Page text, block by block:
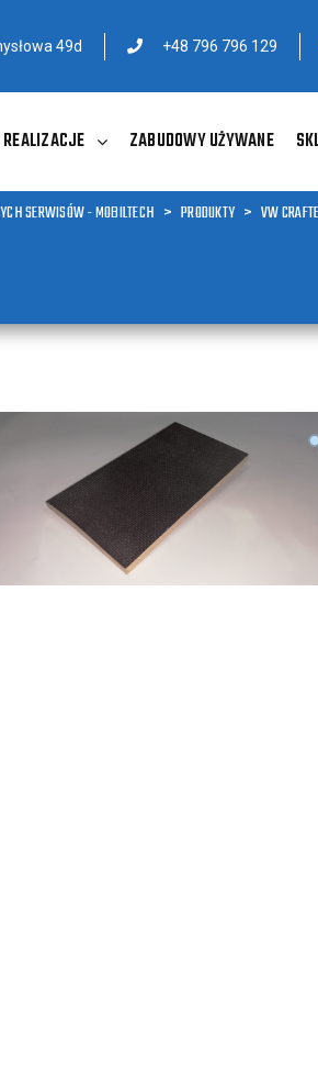
49d +48 796 796 129
REALIZACJE ZABUDOWY UŻYWANE
SERWISÓW - MOBILTECH > PRODUKTY > VW